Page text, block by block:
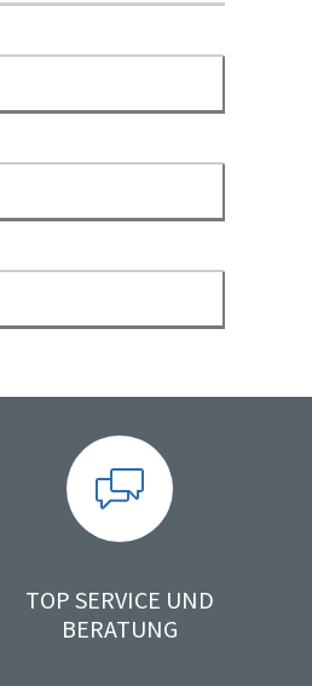
TOP SERVICE UND
BERATUNG